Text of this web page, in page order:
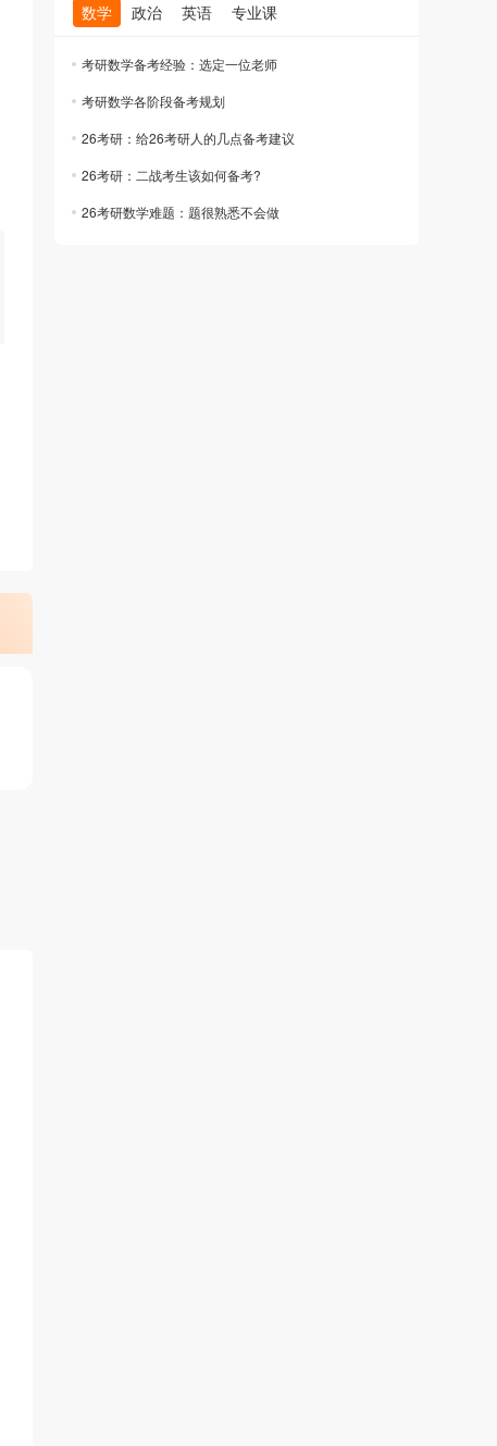
数学 政治 英语 专业课
考研数学备考经验：选定一位老师
考研数学各阶段备考规划
26考研：给26考研人的几点备考建议
26考研：二战考生该如何备考?
26考研数学难题：题很熟悉不会做